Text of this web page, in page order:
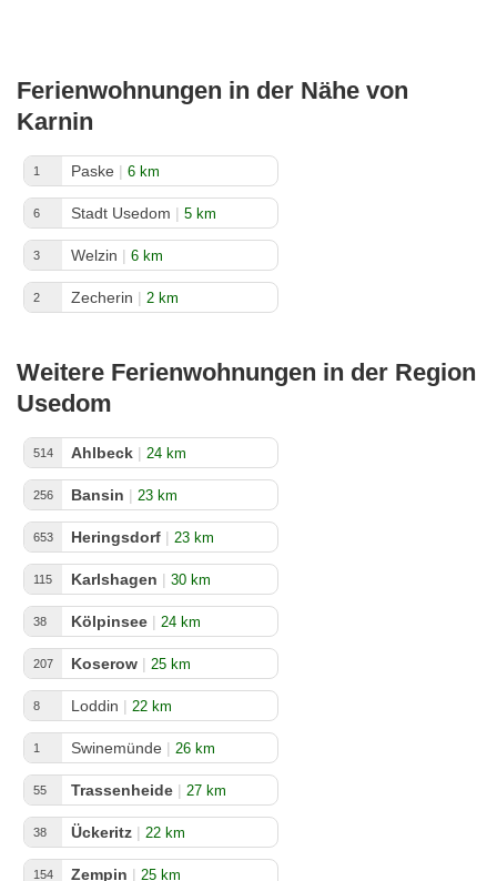
Ferienwohnungen in der Nähe von
Karnin
1 Paske | 6 km
6 Stadt Usedom | 5 km
3 Welzin | 6 km
2 Zecherin | 2 km
Weitere Ferienwohnungen in der Region
Usedom
514 Ahlbeck | 24 km
256 Bansin | 23 km
653 Heringsdorf | 23 km
115 Karlshagen | 30 km
38 Kölpinsee | 24 km
207 Koserow | 25 km
8 Loddin | 22 km
1 Swinemünde | 26 km
55 Trassenheide | 27 km
38 Ückeritz | 22 km
154 Zempin | 25 km